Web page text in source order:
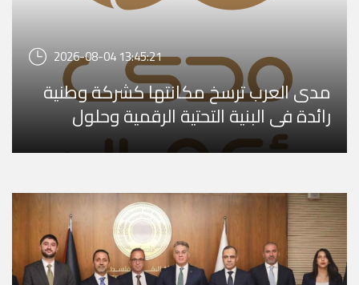
2026-08-04 13:45:21
مدى العرب ترسخ مكانتها كشركة وطنية
رائدة في البنية التحتية الرقمية وحلول
الأعمال المتق ...